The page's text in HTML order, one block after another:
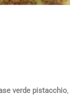
verde pistacchio,